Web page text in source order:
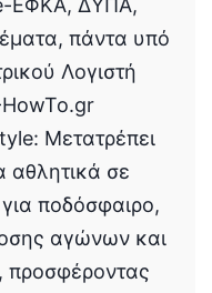
ΕΦΚΑ, ΔΥΠΑ,
πάντα υπό
Λογιστή
Μετατρέπει
αθλητικά σε
ποδόσφαιρο,
αγώνων και
προσφέροντας